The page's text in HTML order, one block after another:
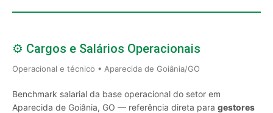
⚙️ Cargos e Salários Operacionais
Operacional e técnico • Aparecida de Goiânia/GO
Benchmark salarial da base operacional do setor em
Aparecida de Goiânia, GO — referência direta para gestores